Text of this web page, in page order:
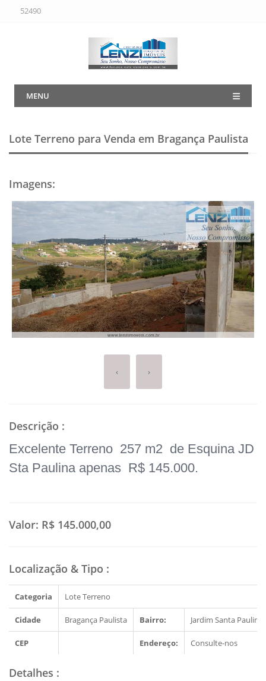
52490
MENU
Lote Terreno para Venda em Bragança Paulista
Imagens:
‹ ›
Descrição :
Excelente Terreno 257 m2 de Esquina JD
Sta Paulina apenas R$ 145.000.
Valor: R$ 145.000,00
Localização & Tipo :
Categoria Lote Terreno
Cidade Bragança Paulista Bairro: Jardim Santa Paulina
CEP Endereço: Consulte-nos
Detalhes :